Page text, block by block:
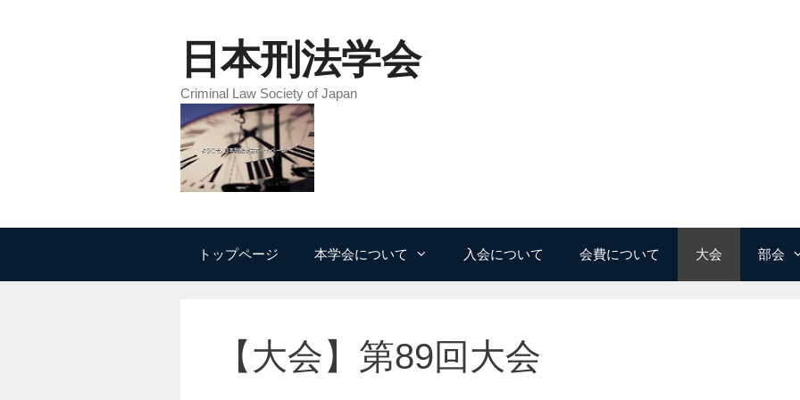
日本刑法学会
Criminal Law Society of Japan
トップページ 本学会について 入会について 会費について 大会 部会
【大会】第89回大会